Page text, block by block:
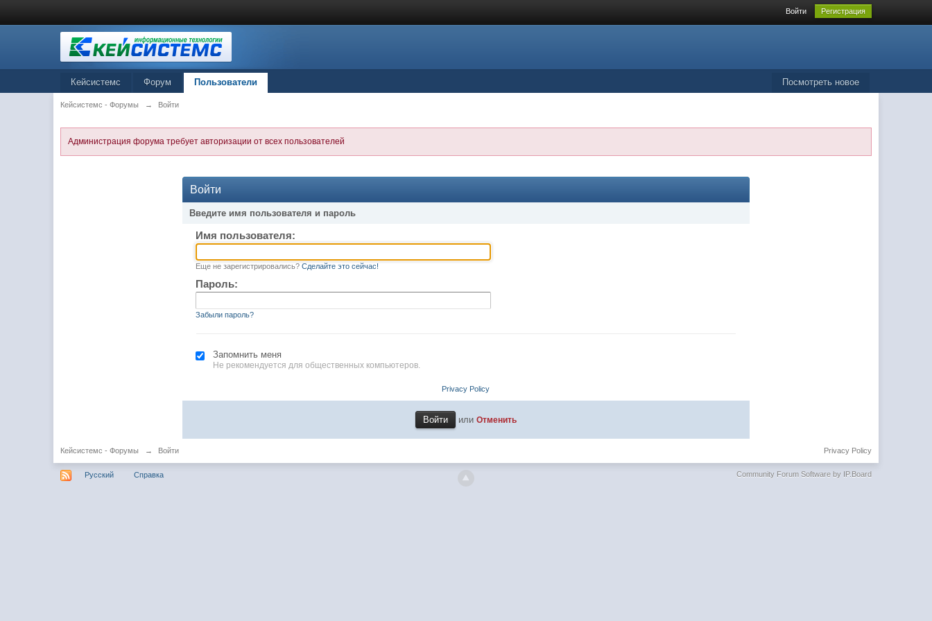
Войти Регистрация
Посмотреть новое
Кейсистемс Форум Пользователи
Кейсистемс - Форумы → Войти
Администрация форума требует авторизации от всех пользователей
Войти
Введите имя пользователя и пароль
Имя пользователя:
Еще не зарегистрировались? Сделайте это сейчас!
Пароль:
Забыли пароль?
Запомнить меня
Не рекомендуется для общественных компьютеров.
Privacy Policy
или Отменить
Кейсистемс - Форумы → Войти Privacy Policy
Русский Справка Community Forum Software by IP.Board